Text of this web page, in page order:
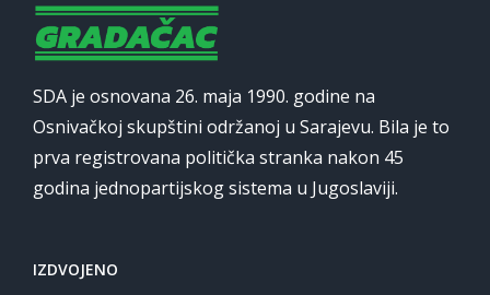
SDA je osnovana 26. maja 1990. godine na
Osnivačkoj skupštini održanoj u Sarajevu. Bila je to
prva registrovana politička stranka nakon 45
godina jednopartijskog sistema u Jugoslaviji.
IZDVOJENO